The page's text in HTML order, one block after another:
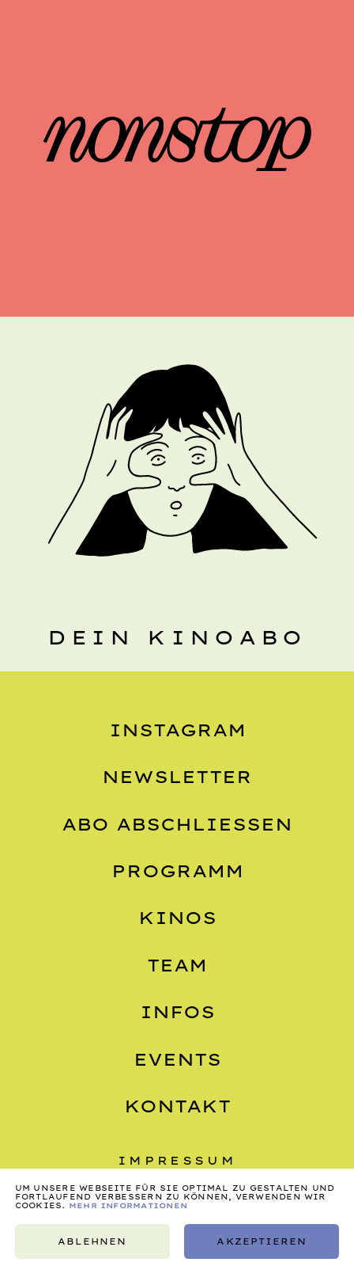
DEIN KINOABO
INSTAGRAM
NEWSLETTER
ABO ABSCHLIESSEN
PROGRAMM
KINOS
TEAM
INFOS
EVENTS
KONTAKT
IMPRESSUM
DATENSCHUTZ
UM UNSERE WEBSEITE FÜR SIE OPTIMAL ZU GESTALTEN UND
FORTLAUFEND VERBESSERN ZU KÖNNEN, VERWENDEN WIR
COOKIES.
MEHR INFORMATIONEN
ABLEHNEN AKZEPTIEREN